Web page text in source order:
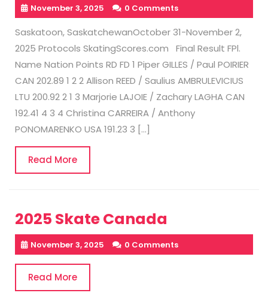
November 3, 2025 0 Comments
Saskatoon, SaskatchewanOctober 31-November 2,
2025 Protocols SkatingScores.com Final Result FPl.
Name Nation Points RD FD 1 Piper GILLES / Paul POIRIER
CAN 202.89 1 2 2 Allison REED / Saulius AMBRULEVICIUS
LTU 200.92 2 1 3 Marjorie LAJOIE / Zachary LAGHA CAN
192.41 4 3 4 Christina CARREIRA / Anthony
PONOMARENKO USA 191.23 3 […]
Read MoreRead
More
2025 Skate Canada
November 3, 2025 0 Comments
Read MoreRead
More